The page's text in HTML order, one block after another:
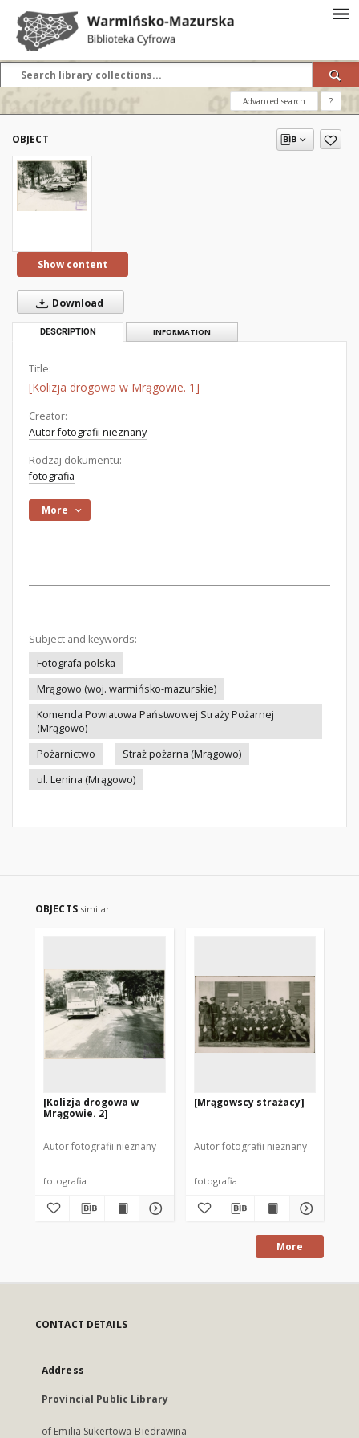
Advanced search ?
OBJECT
Show content
Download
DESCRIPTION INFORMATION
Title:
[Kolizja drogowa w Mrągowie. 1]
Creator:
Autor fotografii nieznany
Rodzaj dokumentu:
fotografia
More
Subject and keywords:
Fotografa polska
Mrągowo (woj. warmińsko-mazurskie)
Komenda Powiatowa Państwowej Straży Pożarnej
(Mrągowo)
Pożarnictwo
Straż pożarna (Mrągowo)
ul. Lenina (Mrągowo)
OBJECTS similar
[Kolizja drogowa w
Mrągowie. 2]
Autor fotografii nieznany
fotografia
[Mrągowscy strażacy]
Autor fotografii nieznany
fotografia
More
CONTACT DETAILS
Address
Provincial Public Library
of Emilia Sukertowa-Biedrawina